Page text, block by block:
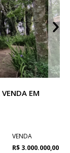
EM
VENDA
R$ 3.000.000,00